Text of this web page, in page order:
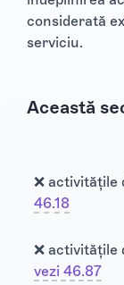
considerată
serviciu.
Această
❌ activitățile
46.18
❌ activitățile
vezi 46.87